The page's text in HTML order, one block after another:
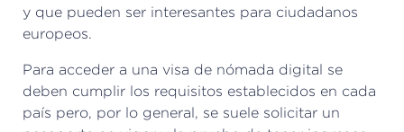
y que pueden ser interesantes para ciudadanos
europeos.
Para acceder a una visa de nómada digital se
deben cumplir los requisitos establecidos en cada
país pero, por lo general, se suele solicitar un